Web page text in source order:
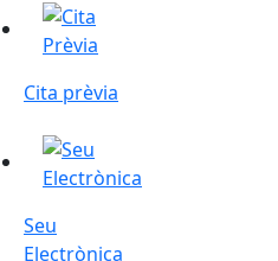
Cita prèvia
Cita prèvia
Seu Electrònica
Seu
Electrònica